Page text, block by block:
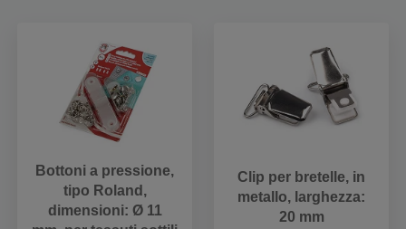
Bottoni a pressione,
tipo Roland,
dimensioni: Ø 11
Clip per bretelle, in
metallo, larghezza:
20 mm